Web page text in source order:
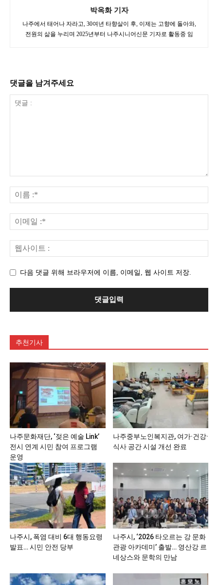
박옥화 기자
나주에서 태어나 자라고, 30여년 타향살이 후, 이제는 고향에 돌아와,
전원의 삶을 누리며 2025년부터 나주시니어신문 기자로 활동중 임
댓글을 남겨주세요
다음 댓글 위해 브라우저에 이름, 이메일, 웹 사이트 저장.
추천기사
나주문화재단, ‘젖은 예술 Link’
전시 연계 시민 참여 프로그램
운영
나주중부노인복지관, 여가·건강·
식사 공간 시설 개선 완료
나주시, 폭염 대비 6대 행동요령
발표… 시민 안전 당부
나주시, ‘2026 타오르는 강 문화
관광 아카데미’ 출발… 영산강 르
네상스와 문학의 만남